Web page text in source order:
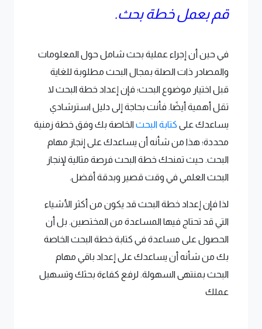
قم بعمل خطة بحث.
في حين أن إجراء عملية بحث شامل حول المعلومات
والمصادر ذات الصلة بمجال البحث مطلوبة للغاية
قبل اختيار موضوع البحث؛ فإن إعداد خطة البحث لا
تقل أهمية أيضًا. فأنت بحاجة إلى دليل استرشادي
يساعدك على كتابة البحث الخاصة بك وفق خطة زمنية
محددة؛ هذا من شأنه أن يساعدك على إنجاز مهام
البحث. حيث تمنحك خطة البحث فرصة مثالية لإنجاز
البحث العلمي في وقت قصير وبدقة أفضل.
لذا فإن إعداد خطة البحث قد يكون من أكثر الأشياء
التي قد تحتاج فيها المساعدة من المختصين. بل أن
الحصول على مساعدة في كتابة خطة البحث الخاصة
بك من شأنه أن يساعدك على إعداد باقي مهام
البحث بمنتهى السهولة. لرفع كفاءة بحثك وتسهيل
عملك